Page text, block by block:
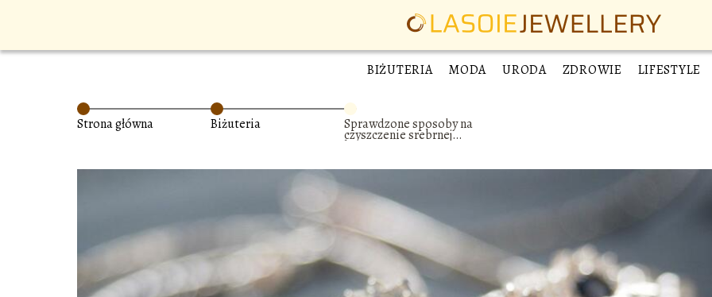
BIŻUTERIA MODA URODA ZDROWIE LIFESTYLE
Strona główna Biżuteria Sprawdzone sposoby na
czyszczenie srebrnej
biżuterii